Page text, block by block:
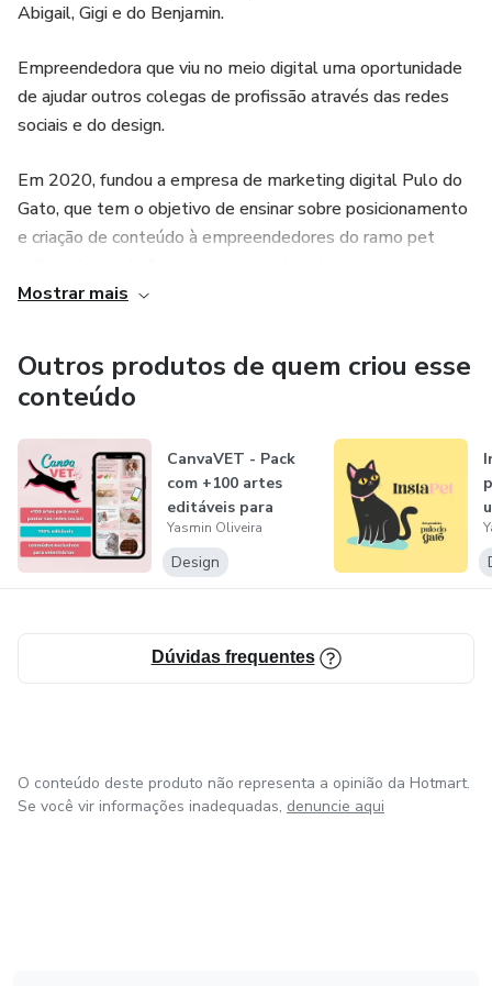
Abigail, Gigi e do Benjamin.
Empreendedora que viu no meio digital uma oportunidade
de ajudar outros colegas de profissão através das redes
sociais e do design.
Em 2020, fundou a empresa de marketing digital Pulo do
Gato, que tem o objetivo de ensinar sobre posicionamento
e criação de conteúdo à empreendedores do ramo pet
Canva. Elaborou também um pacote de artes editáveis e
seu pet shop através das mídias sociais.
Mostrar mais
Outros produtos de quem criou esse
conteúdo
CanvaVET - Pack
com +100 artes
editáveis para
veterinários!
Yasmin Oliveira
Design
Dúvidas frequentes
O conteúdo deste produto não representa a opinião da Hotmart.
Se você vir informações inadequadas, denuncie aqui